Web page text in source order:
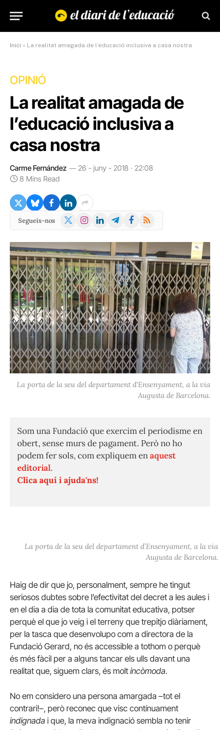
Inici » La realitat amagada de l’educació inclusiva a casa nostra
OPINIÓ
La realitat amagada de
l’educació inclusiva a
casa nostra
Carme Fernández
26 - juny - 2018 · 22:08
8 Mins Read
Segueix-nos
X
Instagram
LinkedInTelegramFacebook
RSS
La porta de la seu del departament d'Ensenyament, a la via
Augusta de Barcelona.
Som una Fundació que exercim el periodisme en
obert, sense murs de pagament. Però no ho
podem fer sols, com expliquem enaquest
editorial.
Clica aquí i ajuda'ns!
La porta de la seu del departament d’Ensenyament, a la via
Augusta de Barcelona.
Haig de dir que jo, personalment, sempre he tingut
seriosos dubtes sobre l’efectivitat del decret a les aules i
en el dia a dia de tota la comunitat educativa, potser
perquè el que jo veig i el terreny que trepitjo diàriament,
per la tasca que desenvolupo com a directora de la
Fundació Gerard, no és accessible a tothom o perquè
és més fàcil per a alguns tancar els ulls davant una
realitat que, siguem clars, és molt incòmoda.
No em considero una persona amargada –tot el
contrari!–, però reconec que visc contínuament
indignada i que, la meva indignació sembla no tenir